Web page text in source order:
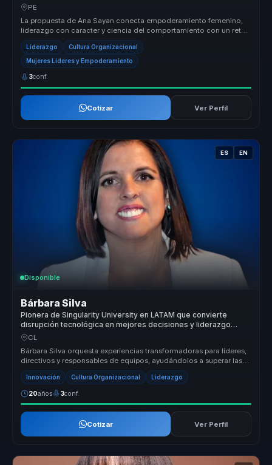
líderes y equipos.
PE
La propuesta de Ana Sayan conecta empoderamiento femenino,
liderazgo con caracter y ciencia del comportamiento con un reto
concreto para ...
Liderazgo Cultura Organizacional
Mujeres Líderes y Empoderamiento
3conf.
Cotizar Ver Perfil
ES EN
Disponible
Bárbara Silva
Pionera de Singularity University en LATAM que convierte
disrupción tecnológica en mejores decisiones y liderazgo
digital para empresas.
CL
Bárbara Silva orquesta experiencias transformadoras para líderes,
directivos y responsables de equipos, ayudándolos a superar las
barrera...
Innovación Cultura Organizacional Liderazgo
20años 3conf.
Cotizar Ver Perfil